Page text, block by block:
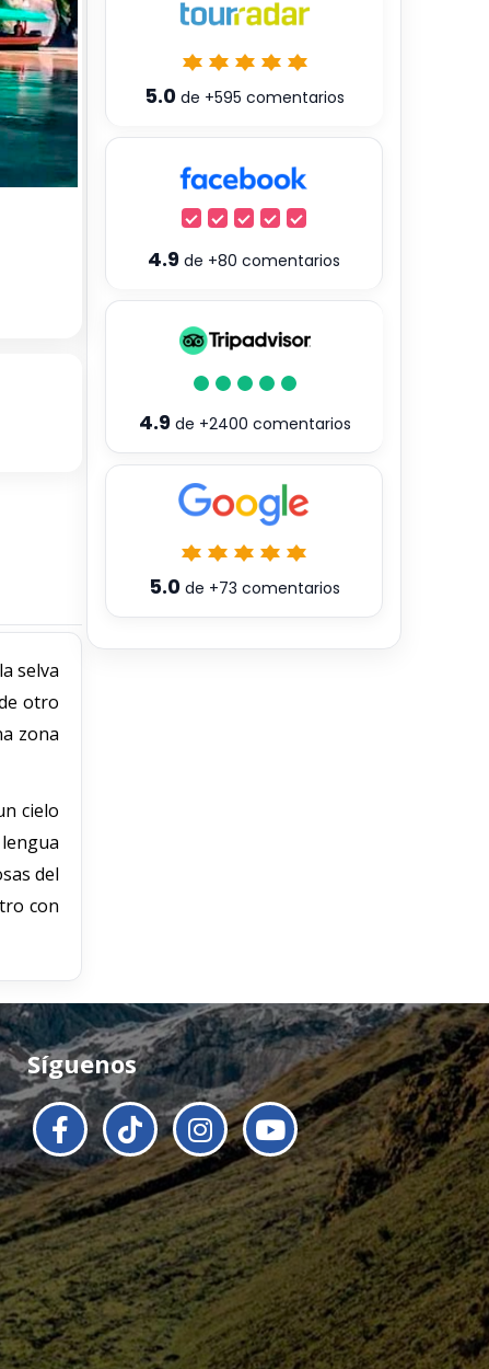
selva
otro
zona
cielo
del
con
5.0 de +595 comentarios
4.9 de +80 comentarios
4.9de +2400 comentarios
5.0de +73 comentarios
Síguenos